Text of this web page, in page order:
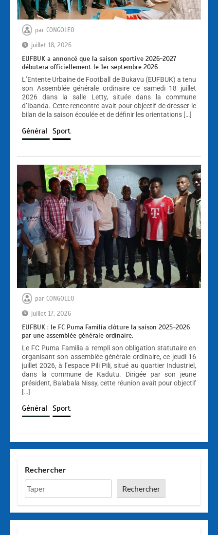
par CONGOLEO
juillet 18, 2026
EUFBUK a annoncé que la saison sportive 2026-2027
débutera officiellement le 1er septembre 2026
L’Entente Urbaine de Football de Bukavu (EUFBUK) a tenu
son Assemblée générale ordinaire ce samedi 18 juillet
2026 dans la salle Letty, située dans la commune
d’Ibanda. Cette rencontre avait pour objectif de dresser le
bilan de la saison écoulée et de définir les orientations […]
Général Sport
par CONGOLEO
juillet 17, 2026
EUFBUK : le FC Puma Familia clôture la saison 2025-2026
par une assemblée générale ordinaire.
Le FC Puma Familia a rempli son obligation statutaire en
organisant son assemblée générale ordinaire, ce jeudi 16
juillet 2026, à l’espace Pili Pili, situé au quartier Industriel,
dans la commune de Kadutu. Dirigée par son jeune
président, Balabala Nissy, cette réunion avait pour objectif
[…]
Général Sport
Rechercher
Rechercher